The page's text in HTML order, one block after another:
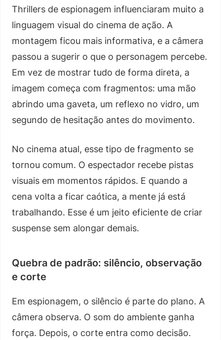
Thrillers de espionagem influenciaram muito a
linguagem visual do cinema de ação. A
montagem ficou mais informativa, e a câmera
passou a sugerir o que o personagem percebe.
Em vez de mostrar tudo de forma direta, a
imagem começa com fragmentos: uma mão
abrindo uma gaveta, um reflexo no vidro, um
segundo de hesitação antes do movimento.
No cinema atual, esse tipo de fragmento se
tornou comum. O espectador recebe pistas
visuais em momentos rápidos. E quando a
cena volta a ficar caótica, a mente já está
trabalhando. Esse é um jeito eficiente de criar
suspense sem alongar demais.
Quebra de padrão: silêncio, observação
e corte
Em espionagem, o silêncio é parte do plano. A
câmera observa. O som do ambiente ganha
força. Depois, o corte entra como decisão.